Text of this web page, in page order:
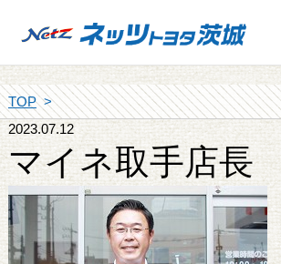
TOP
2023.07.12
マイネ取手店長